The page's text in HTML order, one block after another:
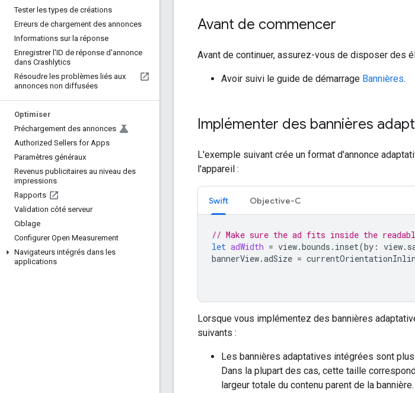
Tester les types de créations
Erreurs de chargement des annonces
Informations sur la réponse
Enregistrer l'ID de réponse d'annonce
dans Crashlytics
Résoudre les problèmes liés aux
annonces non diffusées
Optimiser
Préchargement des annonces
Authorized Sellers for Apps
Paramètres généraux
Revenus publicitaires au niveau des
impressions
Rapports
Validation côté serveur
Ciblage
Configurer Open Measurement
Navigateurs intégrés dans les
applications
Avant de commencer
Avant de continuer, assurez-vous de disposer des
Avoir suivi le guide de démarrage Bannières.
Implémenter des bannières
L'exemple suivant crée un format d'annonce
l'appareil :
Swift Objective-C
// Make sure the ad fits inside the
let adWidth = view.bounds . inset(by : view.
bannerView.adSize =
Lorsque vous implémentez des bannières
suivants :
Les bannières adaptatives intégrées sont
Dans la plupart des cas, cette taille
largeur totale du contenu parent de la